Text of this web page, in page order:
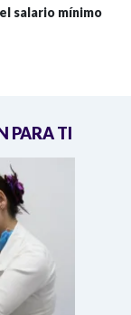
salario mínimo
PARA TI